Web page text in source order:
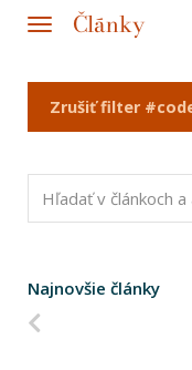
Články
Zrušiť filter
Najnovšie články